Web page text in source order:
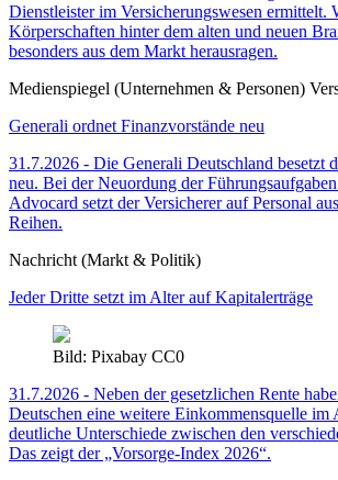
Dienstleister im Versicherungswesen ermittelt.
Körperschaften hinter dem alten und neuen
besonders aus dem Markt herausragen.
Medienspiegel (Unternehmen & Personen)
Generali ordnet Finanzvorstände neu
31.7.2026 - Die Generali Deutschland besetzt
neu. Bei der Neuordung der
Advocard setzt der Versicherer auf Personal
Reihen.
Nachricht (Markt & Politik)
Jeder Dritte setzt im Alter auf Kapitalerträge
Bild: Pixabay CC0
31.7.2026 - Neben der gesetzlichen Rente
Deutschen eine weitere Einkommensquelle im
deutliche Unterschiede zwischen den
Das zeigt der „Vorsorge-Index 2026“.